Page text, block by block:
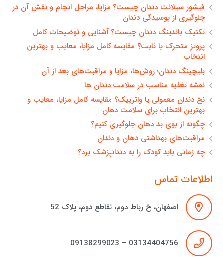
فیشور سیلانت دندان چیست؟ مزایا، مراحل انجام و نقش آن در
جلوگیری از پوسیدگی دندان
تکنیک باندینگ دندان چیست؟ آشنایی و توضیحات کامل
پروتز متحرک یا ثابت؟ مقایسه کامل مزایا، معایب و بهترین
انتخاب
بلیچینگ دندان؛ روش‌ها، مزایا و مراقبت‌های بعد از آن
نقشه تغذیه مناسب در سلامت دندان ها
نخ دندان معمولی یا واترپیک؟ مقایسه کامل مزایا، معایب و
بهترین انتخاب برای سلامت دهان
چگونه از بوی بد دهان جلوگیری کنیم؟
مراقبت‌های بهداشتی دهان و دندان
چه زمانی باید کودک را به دندانپزشک برد؟
اطلاعات تماس
اصفهان، خ رباط دوم، تقاطع دوم، پلاک 52
03134404756 – 09138299023